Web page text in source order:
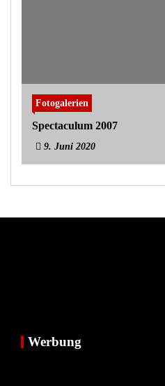
Fotogalerien
Spectaculum 2007
9. Juni 2020
Werbung